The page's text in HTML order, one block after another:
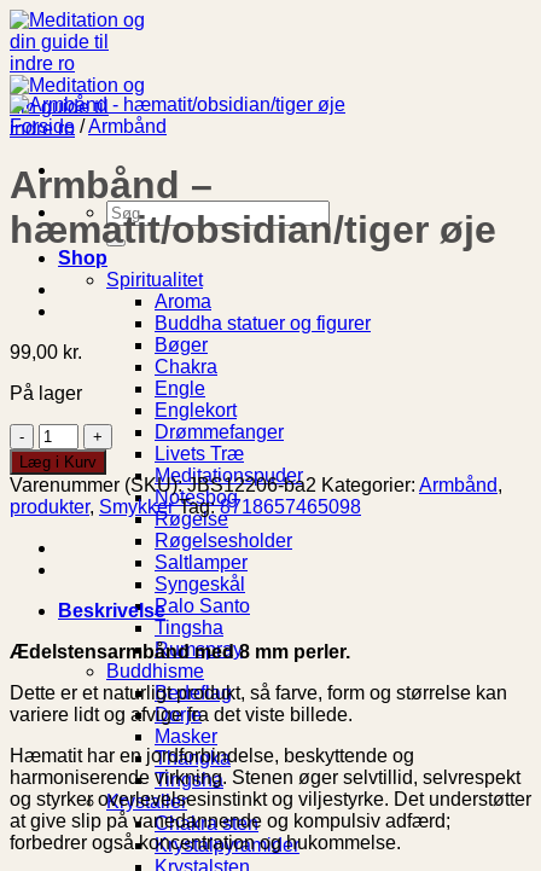
Fortsæt
til
indhold
Søg
efter:
Shop
Spiritualitet
Aroma
Buddha statuer og figurer
Bøger
Chakra
Engle
Englekort
Drømmefanger
Livets Træ
Meditationspuder
Notesbog
Røgelse
Røgelsesholder
Saltlamper
Syngeskål
Palo Santo
Tingsha
Rumspray
Buddhisme
Bedeflag
Dorje
Masker
Thangka
Tingsha
Krystaller
Chakra sten
Krystalpyramider
Krystalsten
Forside /Armbånd
Armbånd –
hæmatit/obsidian/tiger øje
99,00 kr.
På lager
Armbånd
-
hæmatit/obsidian/tiger
øje
antal
Læg i Kurv
Varenummer (SKU):JBS12206-ba2 Kategorier: Armbånd,
produkter, Smykker Tag:8718657465098
Beskrivelse
Ædelstensarmbånd med 8 mm perler.
Dette er et naturligt produkt, så farve, form og størrelse kan
variere lidt og afvige fra det viste billede.
Hæmatit har en jordforbindelse, beskyttende og
harmoniserende virkning. Stenen øger selvtillid, selvrespekt
og styrker overlevelsesinstinkt og viljestyrke. Det understøtter
at give slip på vanedannende og kompulsiv adfærd;
forbedrer også koncentration og hukommelse.